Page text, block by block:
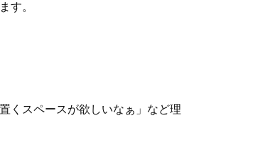
す。
くスペースが欲しいなぁ」など理